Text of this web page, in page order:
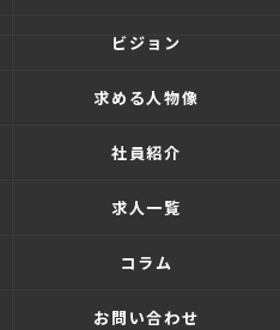
ビジョン
求める人物像
社員紹介
求人一覧
コラム
お問い合わせ